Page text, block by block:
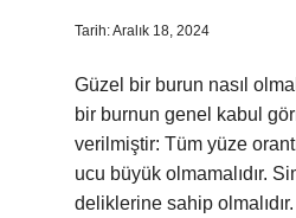
Tarih: Aralık 18, 2024
Güzel bir burun nasıl
bir burnun genel kabul
verilmiştir: Tüm yüze
ucu büyük olmamalıdır.
deliklerine sahip